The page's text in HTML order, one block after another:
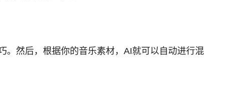
。然后，根据你的音乐素材，AI就可以自动进行混